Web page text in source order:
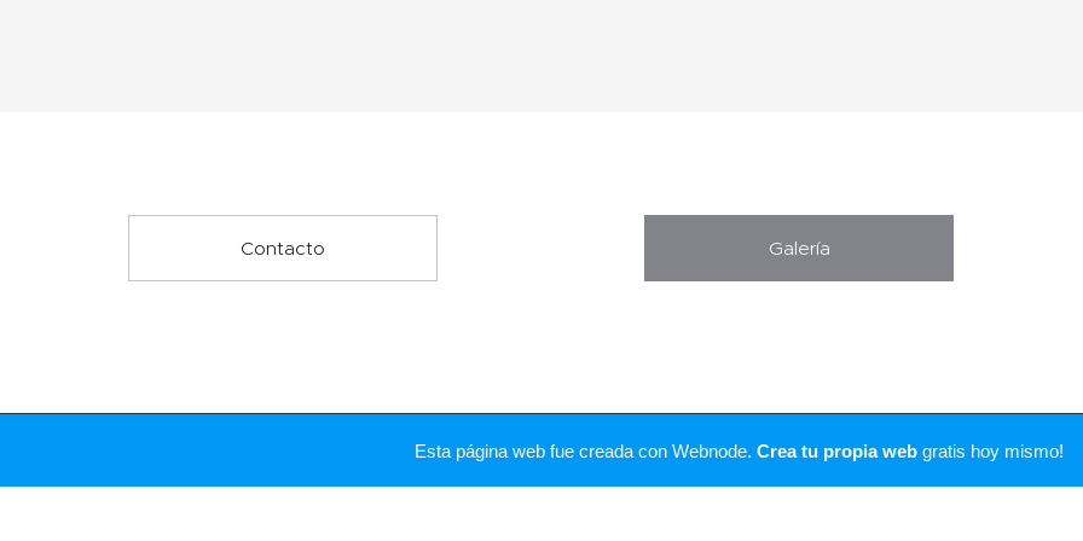
Contacto Galería
Creado con Webnode
Esta página web fue creada con Webnode. Crea tu propia web gratis hoy mismo!